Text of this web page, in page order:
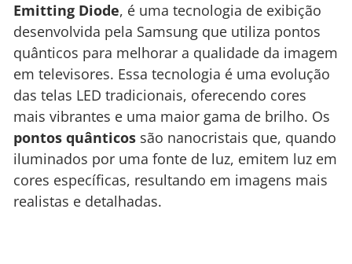
Emitting Diode, é uma tecnologia de exibição
desenvolvida pela Samsung que utiliza pontos
quânticos para melhorar a qualidade da imagem
em televisores. Essa tecnologia é uma evolução
das telas LED tradicionais, oferecendo cores
mais vibrantes e uma maior gama de brilho. Os
pontos quânticos são nanocristais que, quando
iluminados por uma fonte de luz, emitem luz em
cores específicas, resultando em imagens mais
realistas e detalhadas.